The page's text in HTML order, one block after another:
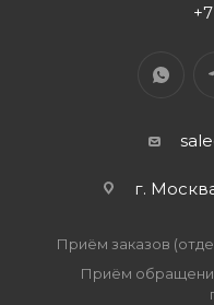
г.
Приём заказов
Приём